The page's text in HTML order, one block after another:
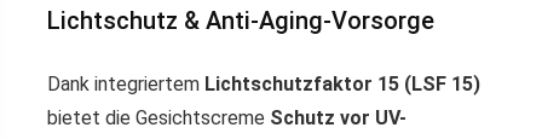
Lichtschutz & Anti-Aging-Vorsorge
Dank integriertem Lichtschutzfaktor 15 (LSF 15)
bietet die Gesichtscreme Schutz vor UV-